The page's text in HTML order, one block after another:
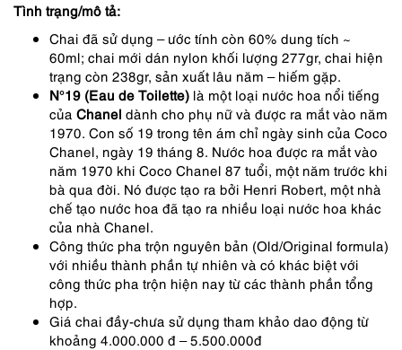
Tình trạng/mô tả:
Chai đã sử dụng – ước tính còn 60% dung tích ~
60ml; chai mới dán nylon khối lượng 277gr, chai hiện
trạng còn 238gr, sản xuất lâu năm – hiếm gặp.
N°19 (Eau de Toilette) là một loại nước hoa nổi tiếng
của Chanel dành cho phụ nữ và được ra mắt vào năm
1970. Con số 19 trong tên ám chỉ ngày sinh của Coco
Chanel, ngày 19 tháng 8. Nước hoa được ra mắt vào
năm 1970 khi Coco Chanel 87 tuổi, một năm trước khi
bà qua đời. Nó được tạo ra bởi Henri Robert, một nhà
chế tạo nước hoa đã tạo ra nhiều loại nước hoa khác
của nhà Chanel.
Công thức pha trộn nguyên bản (Old/Original formula)
với nhiều thành phần tự nhiên và có khác biệt với
công thức pha trộn hiện nay từ các thành phần tổng
hợp.
Giá chai đầy-chưa sử dụng tham khảo dao động từ
khoảng 4.000.000 đ – 5.500.000đ